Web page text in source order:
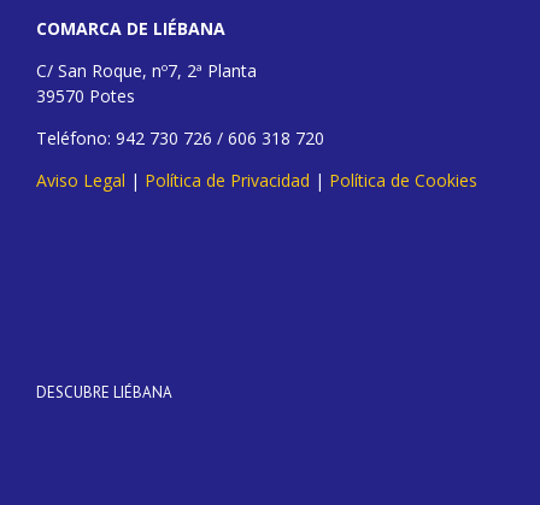
COMARCA DE LIÉBANA
C/ San Roque, nº7, 2ª Planta
39570 Potes
Teléfono: 942 730 726 / 606 318 720
Aviso Legal | Política de Privacidad | Política de Cookies
DESCUBRE LIÉBANA